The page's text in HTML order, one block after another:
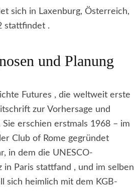
sich in Laxenburg, Österreich,
stattfindet .
und Planung
Futures , die weltweit erste
zur Vorhersage und
erschien erstmals 1968 – im
Club of Rome gegründet
in dem die UNESCO-
in Paris stattfand , und im selben
sich heimlich mit dem KGB-